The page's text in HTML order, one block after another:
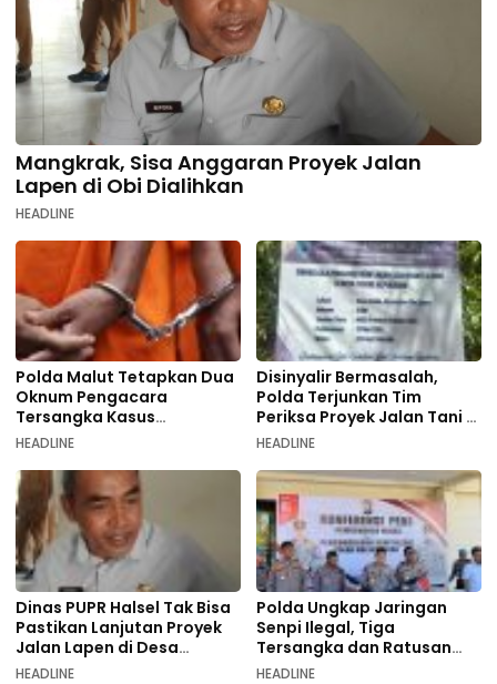
Mangkrak, Sisa Anggaran Proyek Jalan
Lapen di Obi Dialihkan
HEADLINE
Polda Malut Tetapkan Dua
Oknum Pengacara
Tersangka Kasus
Pemalsuan Dokumen
HEADLINE
Disinyalir Bermasalah,
Polda Terjunkan Tim
Periksa Proyek Jalan Tani di
Galala
HEADLINE
Dinas PUPR Halsel Tak Bisa
Pastikan Lanjutan Proyek
Jalan Lapen di Desa
Sambiki
HEADLINE
Polda Ungkap Jaringan
Senpi Ilegal, Tiga
Tersangka dan Ratusan
Amunisi Diamankan
HEADLINE